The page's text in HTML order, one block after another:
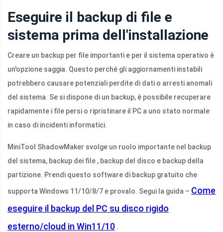
Eseguire il backup di file e
sistema prima dell'installazione
Creare un backup per file importanti e per il sistema operativo è
un'opzione saggia. Questo perché gli aggiornamenti instabili
potrebbero causare potenziali perdite di dati o arresti anomali
del sistema. Se si dispone di un backup, è possibile recuperare
rapidamente i file persi o ripristinare il PC a uno stato normale
in caso di incidenti informatici.
MiniTool ShadowMaker svolge un ruolo importante nel backup
del sistema, backup dei file , backup del disco e backup della
partizione. Prendi questo software di backup gratuito che
supporta Windows 11/10/8/7 e provalo. Segui la guida – Come
eseguire il backup del PC su disco rigido
esterno/cloud in Win11/10 .